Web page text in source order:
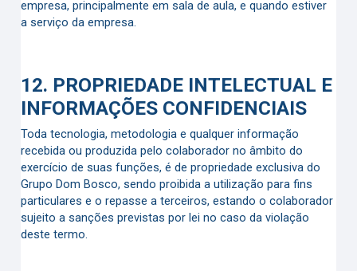
empresa, principalmente em sala de aula, e quando estiver
a serviço da empresa.
12. PROPRIEDADE INTELECTUAL E
INFORMAÇÕES CONFIDENCIAIS
Toda tecnologia, metodologia e qualquer informação
recebida ou produzida pelo colaborador no âmbito do
exercício de suas funções, é de propriedade exclusiva do
Grupo Dom Bosco, sendo proibida a utilização para fins
particulares e o repasse a terceiros, estando o colaborador
sujeito a sanções previstas por lei no caso da violação
deste termo.